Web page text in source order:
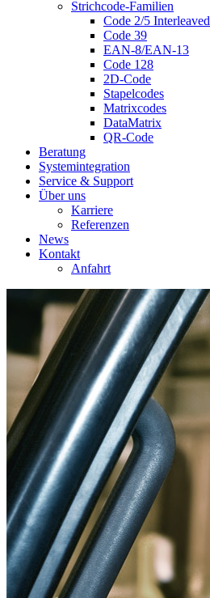
Strichcode-Familien
Code 2/5 Interleaved
Code 39
EAN-8/EAN-13
Code 128
2D-Code
Stapelcodes
Matrixcodes
DataMatrix
QR-Code
Beratung
System­integration
Service & Support
Über uns
Karriere
Referenzen
News
Kontakt
Anfahrt